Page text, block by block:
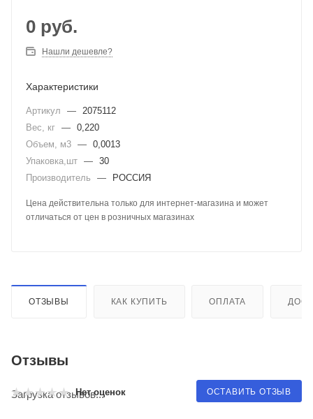
0 руб.
Нашли дешевле?
Характеристики
Артикул — 2075112
Вес, кг — 0,220
Объем, м3 — 0,0013
Упаковка,шт — 30
Производитель
— РОССИЯ
Цена действительна только для интернет-магазина и может
отличаться от цен в розничных магазинах
ОТЗЫВЫ КАК КУПИТЬ ОПЛАТА
Отзывы
Нет оценок ОСТАВИТЬ ОТЗЫВ
Загрузка отзывов...